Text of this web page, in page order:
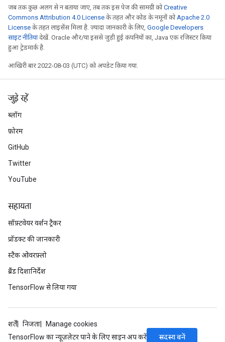
जब तक कुछ अलग से न बताया जाए, तब तक इस पेज की सामग्री कोCreative
Commons Attribution 4.0 License के तहत और कोड के नमूनों कोApache 2.0
License के तहत लाइसेंस मिला है. ज़्यादा जानकारी के लिए, Google Developers
साइट नीतियांदेखें. Oracle और/या इससे जुड़ी हुई कंपनियों का, Java एक रजिस्टर किया
हुआ ट्रेडमार्क है.
आखिरी बार 2022-08-03 (UTC) को अपडेट किया गया.
जुड़े रहें
ब्लॉग
फ़ोरम
GitHub
Twitter
YouTube
सहायता
सॉफ़्टवेयर वर्शन ट्रैकर
प्रॉडक्ट की जानकारी
स्टैक ओवरफ़्लो
ब्रैंड दिशानिर्देश
TensorFlow से लिया गया
शर्तें निजता
Manage cookies
TensorFlow का न्यूज़लेटर पाने के लिए साइन अप करें
सदस्य बनें